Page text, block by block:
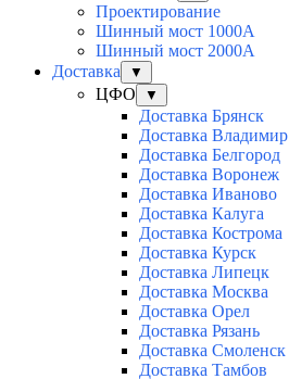
Проектирование
Шинный мост 1000А
Шинный мост 2000А
Доставка
▼
ЦФО ▼
Доставка Брянск
Доставка Владимир
Доставка Белгород
Доставка Воронеж
Доставка Иваново
Доставка Калуга
Доставка Кострома
Доставка Курск
Доставка Липецк
Доставка Москва
Доставка Орел
Доставка Рязань
Доставка Смоленск
Доставка Тамбов